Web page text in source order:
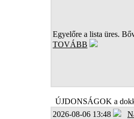
Egyelőre a lista üres.
TOVÁBB
ÚJDONSÁGOK a
2026-08-06 13:48